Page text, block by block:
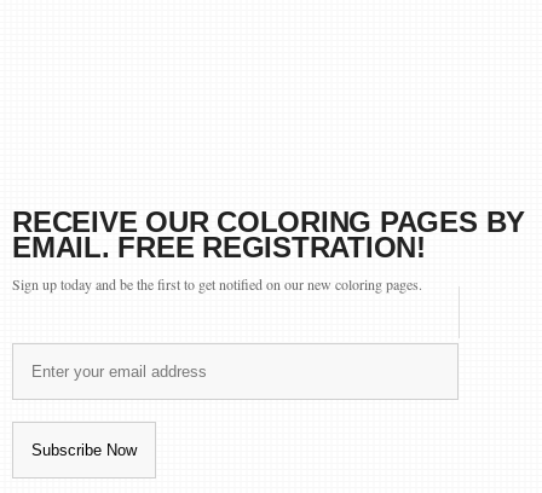
RECEIVE OUR COLORING PAGES BY
EMAIL. FREE REGISTRATION!
Sign up today and be the first to get notified on our new coloring pages.